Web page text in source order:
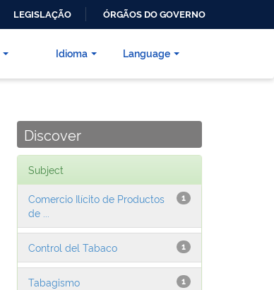
LEGISLAÇÃO ÓRGÃOS DO GOVERNO
Language
Idioma
Discover
Subject
1
Comercio Ilícito de Productos
de ...
1
Control del Tabaco
1
Tabagismo